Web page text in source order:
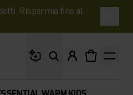
Risparmia fino al